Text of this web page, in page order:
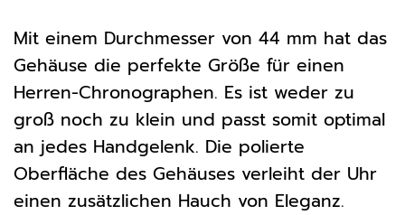
Mit einem Durchmesser von 44 mm hat das
Gehäuse die perfekte Größe für einen
Herren-Chronographen. Es ist weder zu
groß noch zu klein und passt somit optimal
an jedes Handgelenk. Die polierte
Oberfläche des Gehäuses verleiht der Uhr
einen zusätzlichen Hauch von Eleganz.